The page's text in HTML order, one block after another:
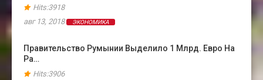
Hits:3918
авг 13, 2018
ЭКОНОМИКА
Правительство Румынии Выделило 1 Млрд. Евро На
Ра…
Hits:3906